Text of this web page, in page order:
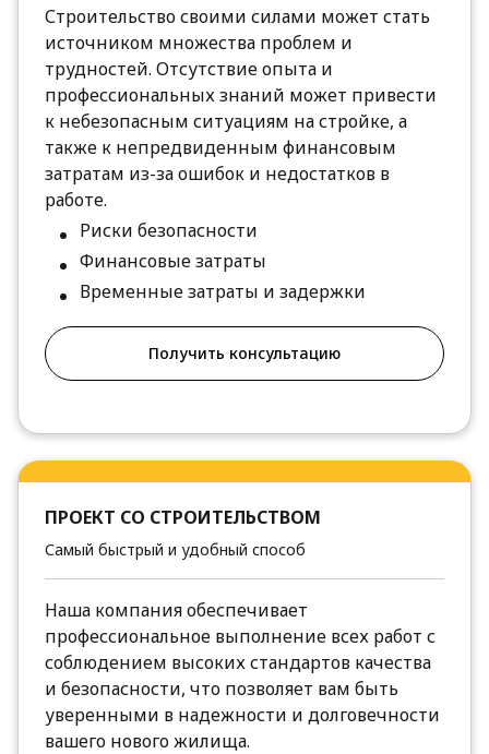
Строительство своими силами может стать
источником множества проблем и
трудностей. Отсутствие опыта и
профессиональных знаний может привести
к небезопасным ситуациям на стройке, а
также к непредвиденным финансовым
затратам из-за ошибок и недостатков в
работе.
Риски безопасности
Финансовые затраты
Временные затраты и задержки
Получить консультацию
ПРОЕКТ СО СТРОИТЕЛЬСТВОМ
Самый быстрый и удобный способ
Наша компания обеспечивает
профессиональное выполнение всех работ с
соблюдением высоких стандартов качества
и безопасности, что позволяет вам быть
уверенными в надежности и долговечности
вашего нового жилища.